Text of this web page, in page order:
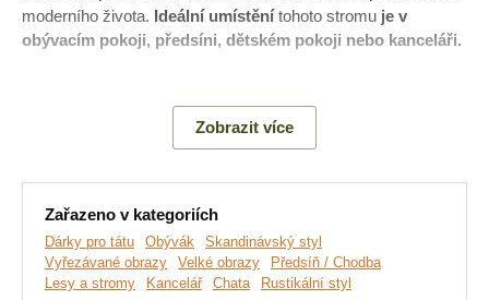
moderního života. Ideální umístěnítohoto stromu je v
obývacím pokoji, předsíni, dětském pokoji nebo kanceláři.
Hlavní výhody produktu:
Rustikální styl dekorace
Zobrazit více
Zařazeno v kategoriích
Dárky pro tátu Obývák
Skandinávský styl
Vyřezávané obrazy
Velké obrazy
Předsíň / Chodba
Lesy a stromy
Kancelář Chata Rustikální styl